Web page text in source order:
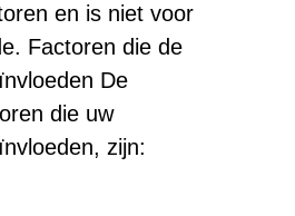
en is niet voor
Factoren die de
De
die uw
zijn: